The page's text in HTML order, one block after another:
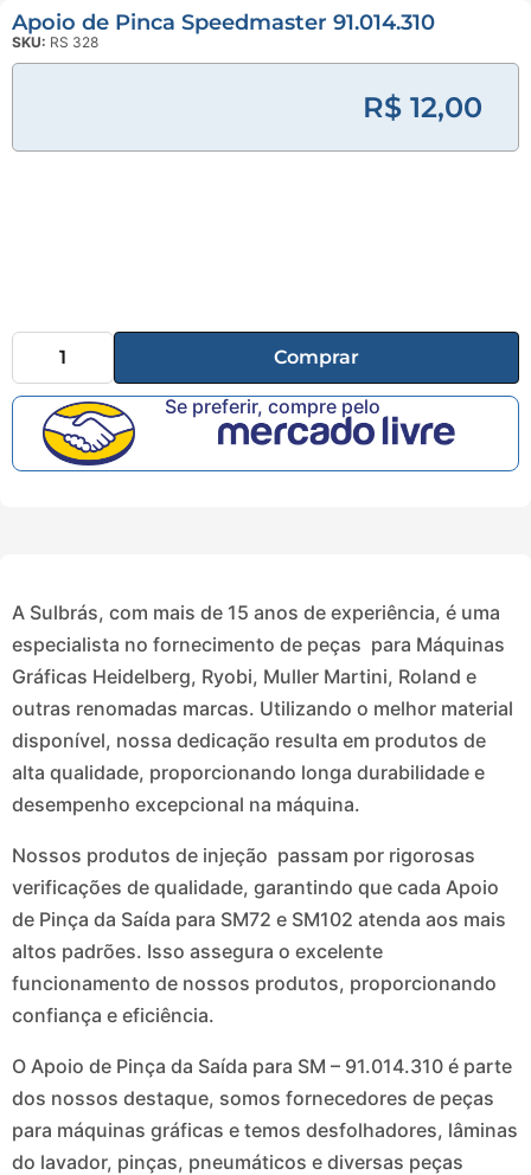
Apoio de Pinca Speedmaster 91.014.310
SKU: RS 328
R$ 12,00
Comprar
Se preferir, compre pelo
A Sulbrás, com mais de 15 anos de experiência, é uma
especialista no fornecimento de peças para Máquinas
Gráficas Heidelberg, Ryobi, Muller Martini, Roland e
outras renomadas marcas. Utilizando o melhor material
disponível, nossa dedicação resulta em produtos de
alta qualidade, proporcionando longa durabilidade e
desempenho excepcional na máquina.
Nossos produtos de injeção passam por rigorosas
verificações de qualidade, garantindo que cada Apoio
de Pinça da Saída para SM72 e SM102 atenda aos mais
altos padrões. Isso assegura o excelente
funcionamento de nossos produtos, proporcionando
confiança e eficiência.
O Apoio de Pinça da Saída para SM – 91.014.310 é parte
dos nossos destaque, somos fornecedores de peças
para máquinas gráficas e temos desfolhadores, lâminas
do lavador, pinças, pneumáticos e diversas peças
Ventosas